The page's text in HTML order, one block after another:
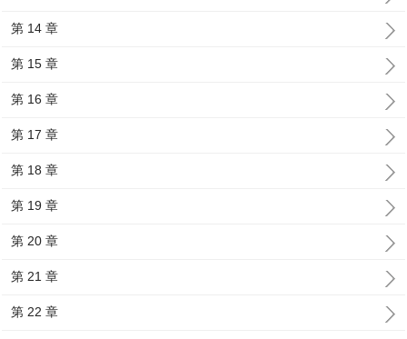
第 14 章
第 15 章
第 16 章
第 17 章
第 18 章
第 19 章
第 20 章
第 21 章
第 22 章